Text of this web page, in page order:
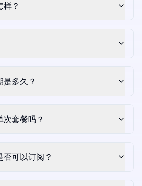
？
多久？
套餐吗？
可以订阅？